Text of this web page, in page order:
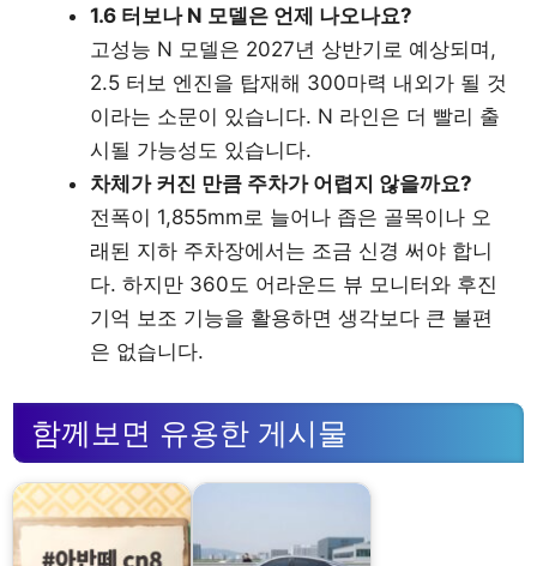
1.6 터보나 N 모델은 언제 나오나요?
고성능 N 모델은 2027년 상반기로 예상되며,
2.5 터보 엔진을 탑재해 300마력 내외가 될 것
이라는 소문이 있습니다. N 라인은 더 빨리 출
시될 가능성도 있습니다.
차체가 커진 만큼 주차가 어렵지 않을까요?
전폭이 1,855mm로 늘어나 좁은 골목이나 오
래된 지하 주차장에서는 조금 신경 써야 합니
다. 하지만 360도 어라운드 뷰 모니터와 후진
기억 보조 기능을 활용하면 생각보다 큰 불편
은 없습니다.
함께보면 유용한 게시물